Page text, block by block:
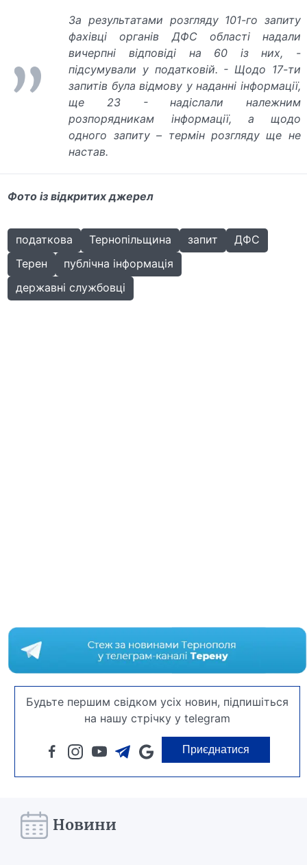
За результатами розгляду 101-го запиту
фахівці органів ДФС області надали
вичерпні відповіді на 60 із них, -
підсумували у податковій. - Щодо 17-ти
запитів була відмову у наданні інформації,
ще 23 - надіслали належним
розпорядникам інформації, а щодо
одного запиту – термін розгляду ще не
настав.
Фото із відкритих джерел
податкова Тернопільщина запит
ДФС
Терен
публічна інформація
державні службовці
Будьте першим свідком усіх новин, підпишіться
на нашу стрічку у telegram
Приєднатися
Новини